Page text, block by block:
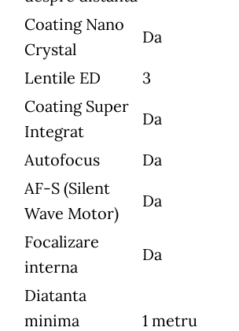
Coating Nano
Crystal
Da
Lentile ED 3
Coating Super
Integrat
Da
Autofocus Da
AF-S (Silent
Wave Motor)
Da
Focalizare
interna
Da
Diatanta
minima
1 metru